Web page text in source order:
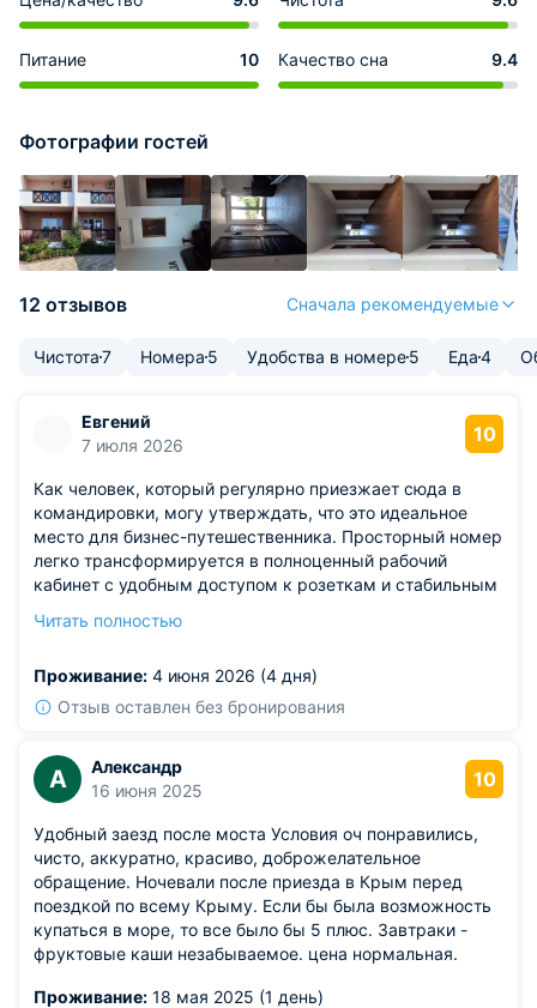
Питание 10 Качество сна 9.4
Фотографии гостей
12 отзывов Сначала рекомендуемые
Чистота7 Номера 5 Удобства в номере5 Еда4
Евгений
7 июля 2026
10
Как человек, который регулярно приезжает сюда в
командировки, могу утверждать, что это идеальное
место для бизнес-путешественника. Просторный номер
легко трансформируется в полноценный рабочий
кабинет с удобным доступом к розеткам и стабильным
отвлекаться на мелочи. Высокий профессионализм
качественную уборку, экономит моё время и помогает
сохранять высокую концентрацию на задачах.
Читать полностью
Проживание: 4 июня 2026 (4 дня)
Отзыв оставлен без бронирования
А
Александр
16 июня 2025
10
Удобный заезд после моста Условия оч понравились,
чисто, аккуратно, красиво, доброжелательное
обращение. Ночевали после приезда в Крым перед
поездкой по всему Крыму. Если бы была возможность
купаться в море, то все было бы 5 плюс. Завтраки -
фруктовые каши незабываемое. цена нормальная.
Проживание: 18 мая 2025 (1 день)